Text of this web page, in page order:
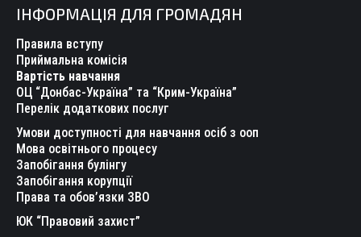
opens
in
new
window
opens
in
new
window
opens
in
new
window
opens
in
new
window
opens
new
opens
ІНФОРМАЦІЯ ДЛЯ ГРОМАДЯН
Правила вступу
Приймальна комісія
Вартість навчання
ОЦ “Донбас-Україна” та “Крим-Україна”
Перелік додаткових послуг
Умови доступності для навчання осіб з ооп
Мова освітнього процесу
Запобігання булінгу
Запобігання корупції
Права та обов’язки ЗВО
ЮК “Правовий захист”